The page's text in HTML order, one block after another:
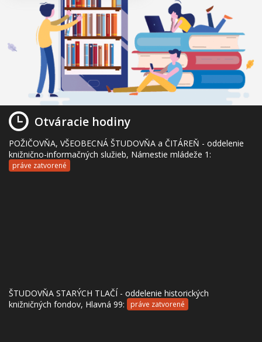
Otváracie hodiny
POŽIČOVŇA, VŠEOBECNÁ ŠTUDOVŇA a ČITÁREŇ - oddelenie
knižnično-informačných služieb, Námestie mládeže 1:
práve zatvorené
ŠTUDOVŇA STARÝCH TLAČÍ - oddelenie historických
knižničných fondov, Hlavná 99:
práve zatvorené